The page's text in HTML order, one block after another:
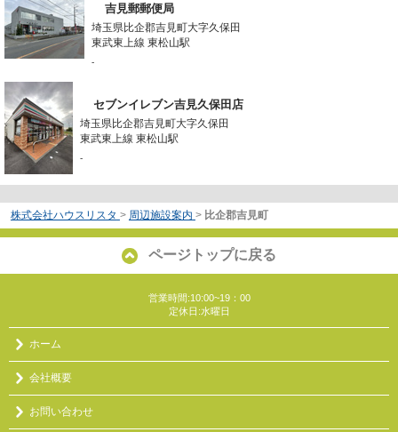
吉見郵郵便局
埼玉県比企郡吉見町大字久保田
東武東上線 東松山駅
-
セブンイレブン吉見久保田店
埼玉県比企郡吉見町大字久保田
東武東上線 東松山駅
-
株式会社ハウスリスタ > 周辺施設案内 > 比企郡吉見町
ページトップに戻る
営業時間:10:00~19：00
定休日:水曜日
ホーム
会社概要
お問い合わせ